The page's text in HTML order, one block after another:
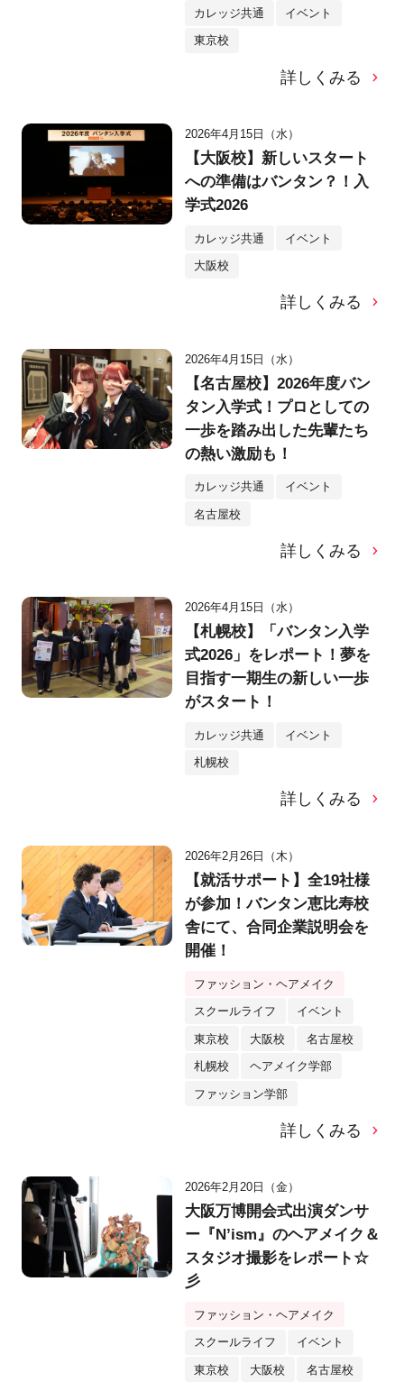
カレッジ共通 イベント
東京校
詳しくみる
2026年4月15日（水）
【大阪校】新しいスタート
への準備はバンタン？！入
学式2026
カレッジ共通 イベント
大阪校
詳しくみる
2026年4月15日（水）
【名古屋校】2026年度バン
タン入学式！プロとしての
一歩を踏み出した先輩たち
の熱い激励も！
カレッジ共通 イベント
名古屋校
詳しくみる
2026年4月15日（水）
【札幌校】「バンタン入学
式2026」をレポート！夢を
目指す一期生の新しい一歩
がスタート！
カレッジ共通 イベント
札幌校
詳しくみる
2026年2月26日（木）
【就活サポート】全19社様
が参加！バンタン恵比寿校
舎にて、合同企業説明会を
開催！
ファッション・ヘアメイク
スクールライフ イベント
東京校 大阪校 名古屋校
札幌校 ヘアメイク学部
ファッション学部
詳しくみる
2026年2月20日（金）
大阪万博開会式出演ダンサ
ー『N’ism』のヘアメイク＆
スタジオ撮影をレポート☆
彡
ファッション・ヘアメイク
スクールライフ イベント
東京校 大阪校 名古屋校